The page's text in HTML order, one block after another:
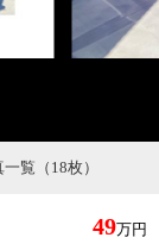
覧（18枚）
49万円